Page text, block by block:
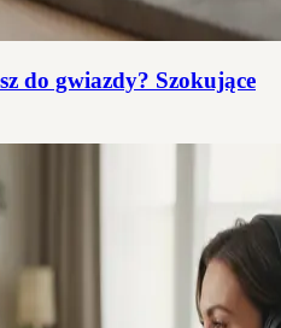
do gwiazdy? Szokujące